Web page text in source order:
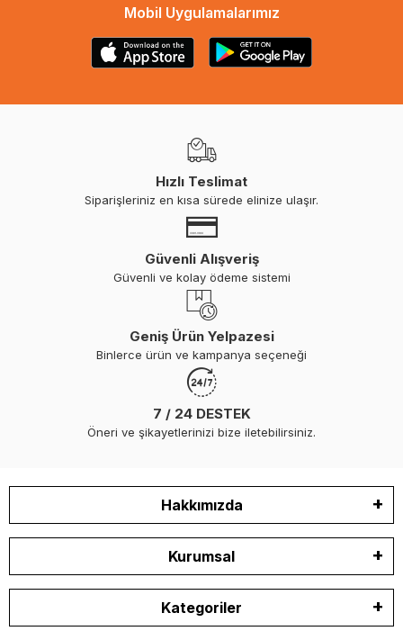
Mobil Uygulamalarımız
Hızlı Teslimat
Siparişleriniz en kısa sürede elinize ulaşır.
Güvenli Alışveriş
Güvenli ve kolay ödeme sistemi
Geniş Ürün Yelpazesi
Binlerce ürün ve kampanya seçeneği
7 / 24 DESTEK
Öneri ve şikayetlerinizi bize iletebilirsiniz.
Hakkımızda
Kurumsal
Kategoriler